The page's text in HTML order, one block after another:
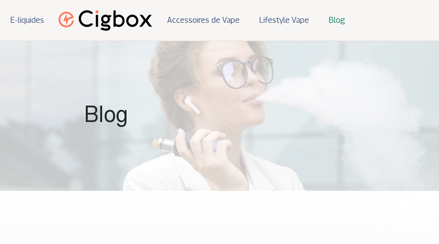
E-liquides Accessoires de Vape Lifestyle Vape Blog
Blog